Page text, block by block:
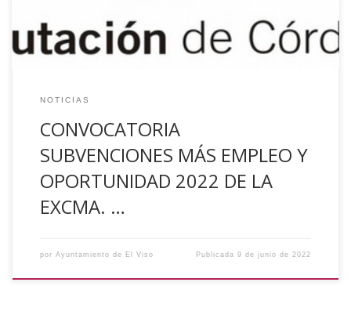
NOTICIAS
CONVOCATORIA
SUBVENCIONES MÁS EMPLEO Y
OPORTUNIDAD 2022 DE LA
EXCMA. …
por Ayuntamiento de El Viso Publicada9 de junio de 2022